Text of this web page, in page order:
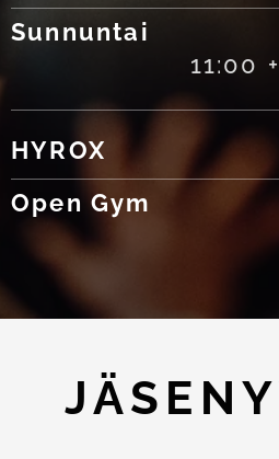
Sunnuntai
11:00
HYROX
Open Gym